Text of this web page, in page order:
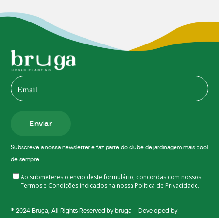
Enviar
Subscreve a nossa newsletter e faz parte do clube de jardinagem mais cool
de sempre!
Ao submeteres o envio deste formulário, concordas com nossos
Termos e Condições indicados na nossa Política de Privacidade.
® 2024Bruga , All Rights Reserved by bruga – Developed by